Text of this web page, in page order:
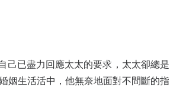
己已盡力回應太太的要求，太太卻總是
姻生活活中，他無奈地面對不間斷的指